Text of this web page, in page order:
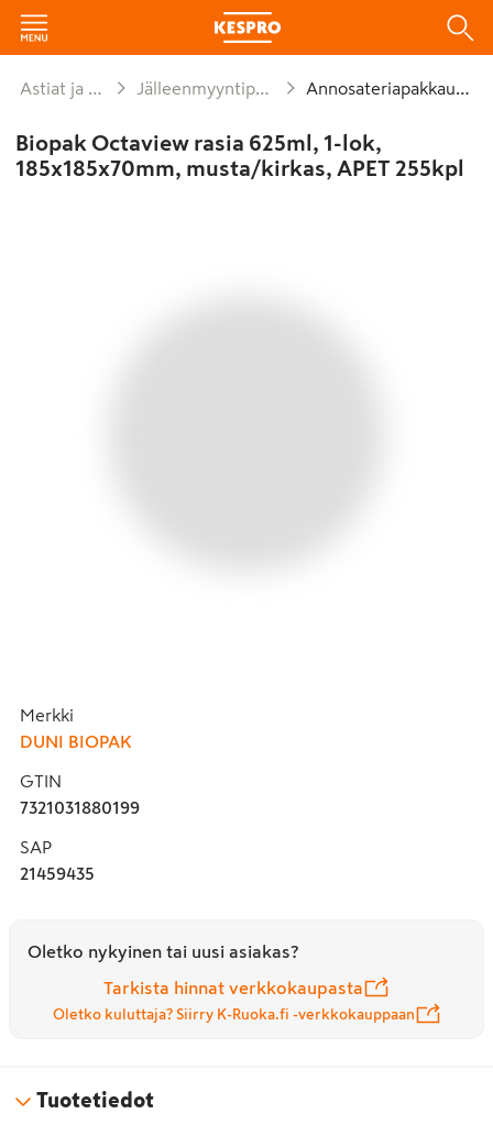
Astiat ja kattaus Jälleenmyyntipakkaukset Annosateriapakkaukset
Biopak Octaview rasia 625ml, 1-lok,
185x185x70mm, musta/kirkas, APET 255kpl
Merkki
DUNI BIOPAK
GTIN
7321031880199
SAP
21459435
Oletko nykyinen tai uusi asiakas?
Tarkista hinnat verkkokaupasta
Oletko kuluttaja? Siirry K-Ruoka.fi -verkkokauppaan
Tuotetiedot